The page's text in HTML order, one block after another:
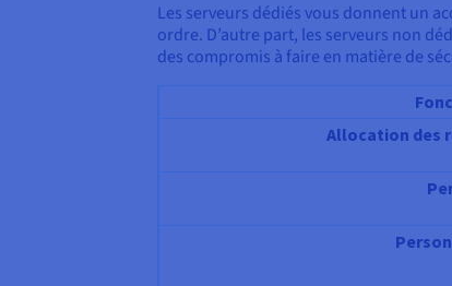
Les serveurs dédiés vous donnent un
ordre. D’autre part, les serveurs non
des compromis à faire en matière de
Allocation des